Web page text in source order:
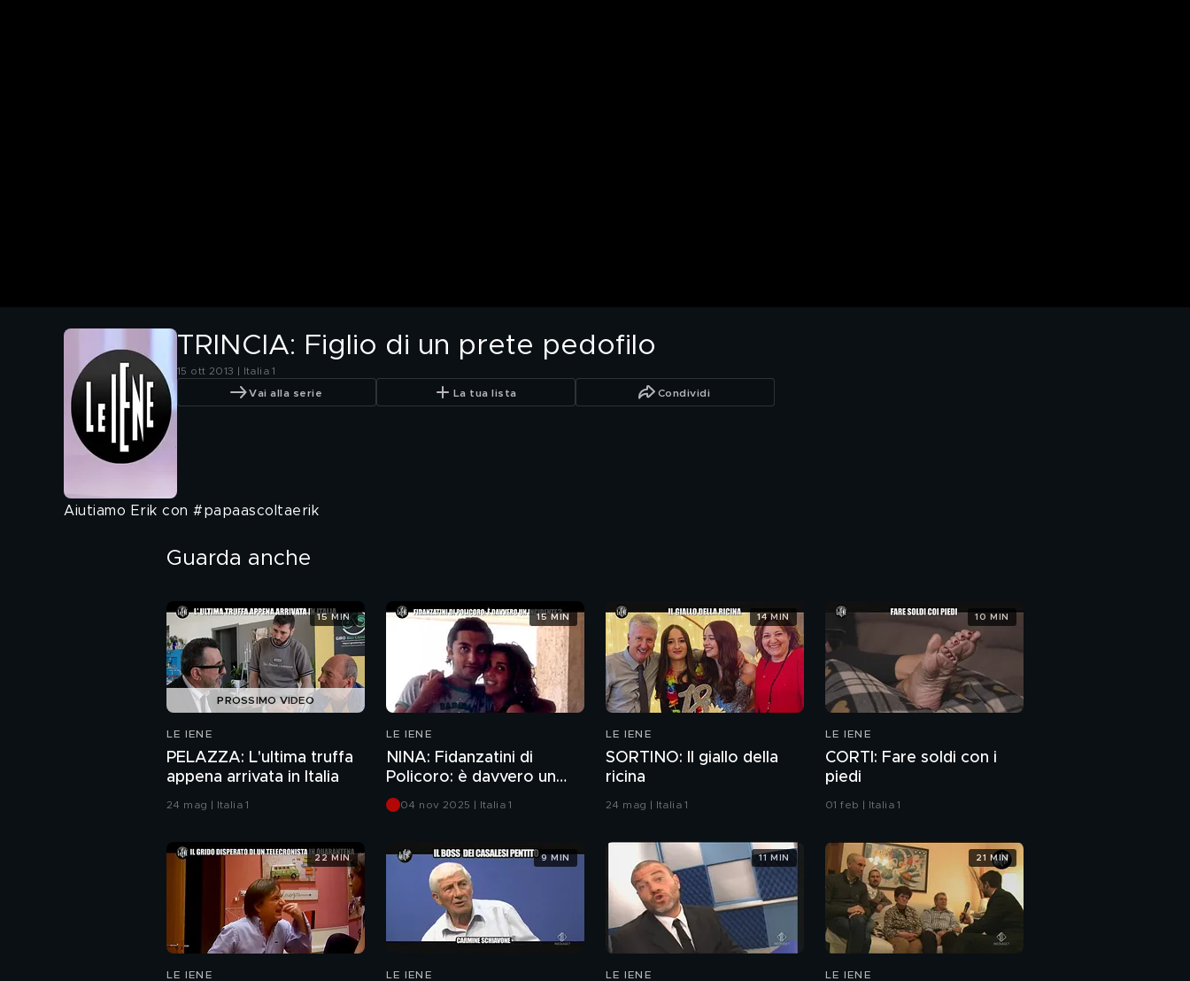
TRINCIA: Figlio di un prete pedofilo
15 ott 2013 | Italia 1
Vai alla serie La tua lista Condividi
Aiutiamo Erik con #papaascoltaerik
Guarda anche
PROSSIMO VIDEO
LE IENE
PELAZZA: L'ultima truffa
appena arrivata in Italia
24 mag | Italia 1
15 MIN
LE IENE
NINA: Fidanzatini di
Policoro: è davvero un
incidente?
04 nov 2025 | Italia 1
15 MIN
LE IENE
SORTINO: Il giallo della
ricina
24 mag | Italia 1
14 MIN
LE IENE
CORTI: Fare soldi con i
piedi
01 feb | Italia 1
10 MIN
LE IENE
22 MIN
LE IENE
9 MIN
LE IENE
11 MIN
LE IENE
21 MIN